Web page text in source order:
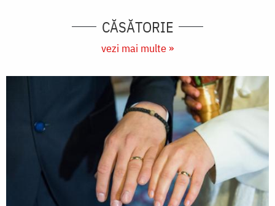
CĂSĂTORIE
vezi mai multe »